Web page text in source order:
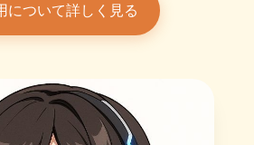
について詳しく見る